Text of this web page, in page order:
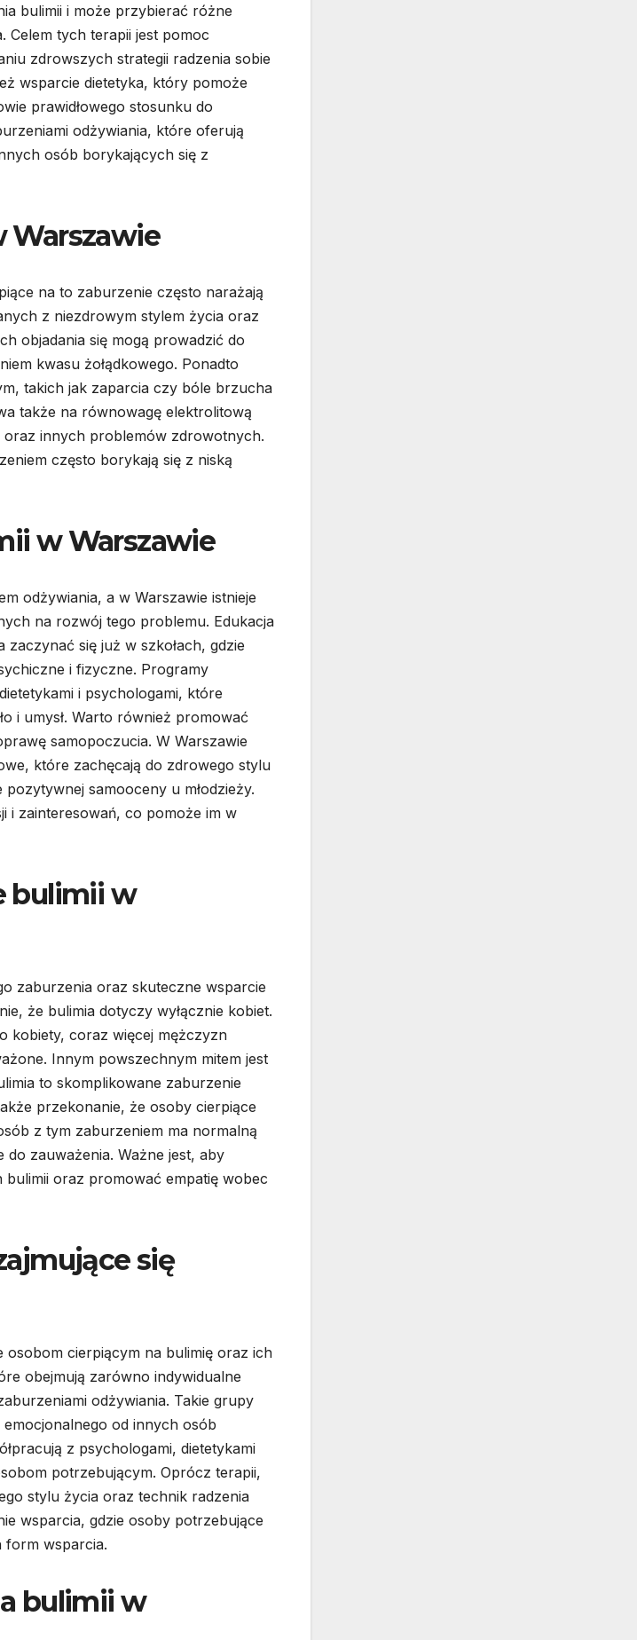
bulimii i może przybierać różne
tych terapii jest pomoc
zdrowszych strategii radzenia sobie
wsparcie dietetyka, który pomoże
prawidłowego stosunku do
odżywiania, które oferują
osób borykających się z
na to zaburzenie często narażają
z niezdrowym stylem życia oraz
objadania się mogą prowadzić do
kwasu żołądkowego. Ponadto
takich jak zaparcia czy bóle brzucha
także na równowagę elektrolitową
innych problemów zdrowotnych.
często borykają się z niską
w Warszawie
odżywiania, a w Warszawie istnieje
na rozwój tego problemu. Edukacja
się już w szkołach, gdzie
i fizyczne. Programy
i psychologami, które
i umysł. Warto również promować
samopoczucia. W Warszawie
które zachęcają do zdrowego stylu
samooceny u młodzieży.
i zainteresowań, co pomoże im w
bulimii w
zaburzenia oraz skuteczne wsparcie
że bulimia dotyczy wyłącznie kobiet.
kobiety, coraz więcej mężczyzn
Innym powszechnym mitem jest
to skomplikowane zaburzenie
przekonanie, że osoby cierpiące
z tym zaburzeniem ma normalną
zauważenia. Ważne jest, aby
oraz promować empatię wobec
się
osobom cierpiącym na bulimię oraz ich
obejmują zarówno indywidualne
odżywiania. Takie grupy
od innych osób
z psychologami, dietetykami
potrzebującym. Oprócz terapii,
stylu życia oraz technik radzenia
wsparcia, gdzie osoby potrzebujące
form wsparcia.
bulimii w